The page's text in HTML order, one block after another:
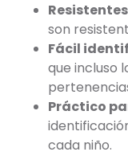
son
Fácil
que incluso
Práctico
cada niño.